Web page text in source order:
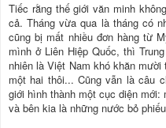
Tiếc rằng thế giới văn minh
cả. Tháng vừa qua là tháng có
cũng bị mất nhiều đơn hàng từ
mình ở Liên Hiệp Quốc, thì
nhiên là Việt Nam khó khăn
một hai thôi... Cũng vẫn là câu
giới hình thành một cục diện mới:
và bên kia là những nước bỏ